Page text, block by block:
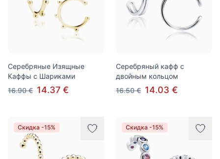
Серебряные Изящные
Каффы с Шариками
16.90 € 14.37 €
Серебряный кафф с
двойным кольцом
16.50 € 14.03 €
Скидка -15% Скидка -15%